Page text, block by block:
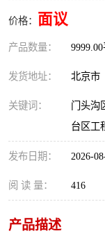
价格： 面议
产品数量：
发货地址： 北京市
关键词：
门头沟
台区工
发布日期： 2026-
阅 读 量： 416
产品描述